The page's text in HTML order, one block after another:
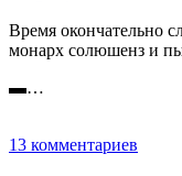
Время окончательно
монарх солюшенз и
▬…
13 комментариев